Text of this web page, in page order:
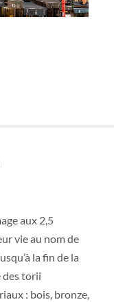
aux 2,5
vie au nom de
la fin de la
des torii
: bois, bronze,